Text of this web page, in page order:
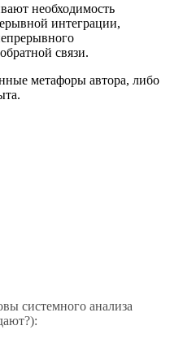
необходимость
интеграции,
связи.
метафоры автора, либо
системного анализа